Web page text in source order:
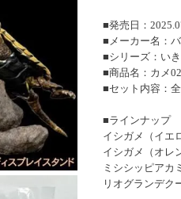
■発売日：
■メーカー名：
■シリーズ：い
■商品名：カメ
■セット内容：
■ラインナップ
イシガメ（イエ
イシガメ（オレ
ミシシッピアカ
リオグランデク